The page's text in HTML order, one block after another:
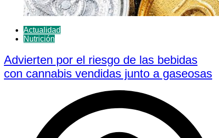
Actualidad
Nutrición
Advierten por el riesgo de las bebidas
con cannabis vendidas junto a gaseosas